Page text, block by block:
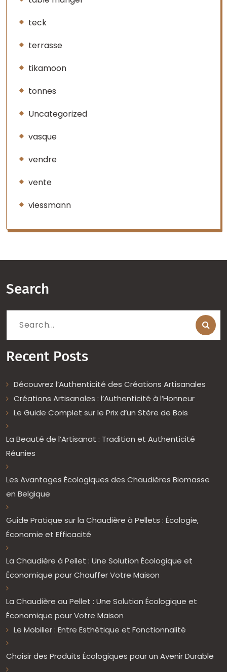
teck
terrasse
tikamoon
tonnes
Uncategorized
vasque
vendre
vente
viessmann
Search
Search
Recent Posts
Découvrez l’Authenticité des Créations Artisanales
Créations Artisanales : l’Authenticité à l’Honneur
Le Guide Complet sur le Prix d’un Stère de Bois
La Beauté de l’Artisanat : Tradition et Authenticité
Réunies
Les Avantages Écologiques des Chaudières Biomasse
en Belgique
Guide Pratique sur la Chaudière à Pellets : Écologie,
Économie et Efficacité
La Chaudière à Pellet : Une Solution Écologique et
Économique pour Chauffer Votre Maison
La Chaudière au Pellet : Une Solution Écologique et
Économique pour Votre Maison
Le Mobilier : Entre Esthétique et Fonctionnalité
Choisir des Produits Écologiques pour un Avenir Durable